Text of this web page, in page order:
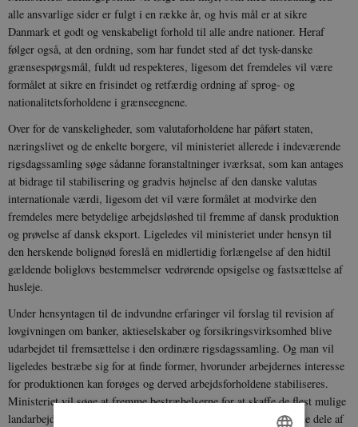
alle ansvarlige sider er fulgt i en række år, og hvis mål er at sikre
Danmark et godt og venskabeligt forhold til alle andre nationer. Heraf
følger også, at den ordning, som har fundet sted af det tysk-danske
grænsespørgsmål, fuldt ud respekteres, ligesom det fremdeles vil være
formålet at sikre en frisindet og retfærdig ordning af sprog- og
nationalitetsforholdene i grænseegnene.
Over for de vanskeligheder, som valutaforholdene har påført staten,
næringslivet og de enkelte borgere, vil ministeriet allerede i indeværende
rigsdagssamling søge sådanne foranstaltninger iværksat, som kan antages
at bidrage til stabilisering og gradvis højnelse af den danske valutas
internationale værdi, ligesom det vil være formålet at modvirke den
fremdeles mere betydelige arbejdsløshed til fremme af dansk produktion
og prøvelse af dansk eksport. Ligeledes vil ministeriet under hensyn til
den herskende bolignød foreslå en midlertidig forlængelse af den hidtil
gældende boliglovs bestemmelser vedrørende opsigelse og fastsættelse af
husleje.
Under hensyntagen til de indvundne erfaringer vil forslag til revision af
lovgivningen om banker, aktieselskaber og forsikringsvirksomhed blive
udarbejdet til fremsættelse i den ordinære rigsdagssamling. Og man vil
ligeledes bestræbe sig for at finde former, hvorunder arbejdernes interesse
for produktionen kan forøges og derved arbejdsforholdene stabiliseres.
Ministeriet vil søge at fremme bestræbelserne for at skaffe de flest mulige
landarbejdere erhvervsvirksomhed i landbruget og vil forberede de dele af